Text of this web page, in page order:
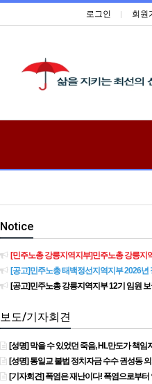
로그인 회원
Notice
[민주노총 강릉지역지부]민주노총 강릉지역지부
[공고]민주노총 태백정선지역지부 2026년
[공고]민주노총 강릉지역지부 12기 임원
보도/기자회견
[성명] 막을 수 있었던 죽음, HL만도가 책임져라 : 청년노동자 사망사고의
[성명] 통일교 불법 정치자금 수수 권성동
[기자회견] 폭염은 재난이다! 폭염으로부터 안전한 일터를 위한 민주노